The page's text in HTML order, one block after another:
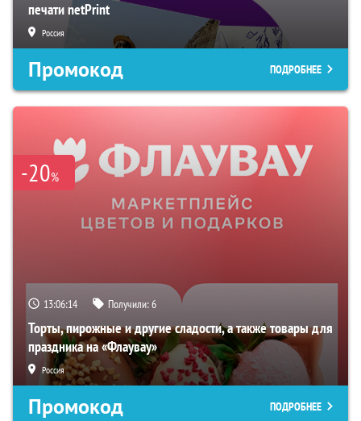
печати netPrint
Россия
Промокод ПОДРОБНЕЕ
-20%
13:06:13 Получили:6
Торты, пирожные и другие сладости, а также товары для
праздника на «Флаувау»
Россия
Промокод ПОДРОБНЕЕ